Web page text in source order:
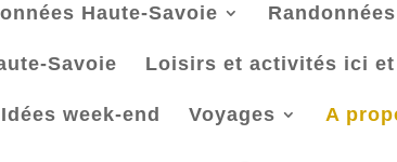
Haute-Savoie
Savoie Loisirs et activités ici
Idées week-end Voyages A